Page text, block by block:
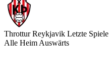
Throttur Reykjavik Letzte Spiele
Alle Heim Auswärts